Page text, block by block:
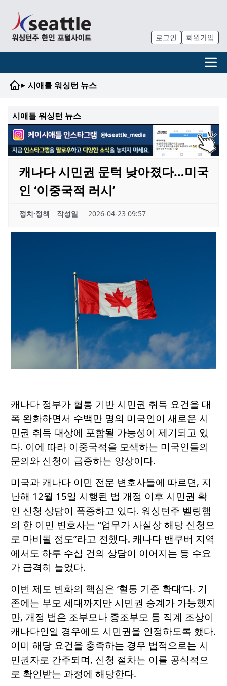
로그인 회원가입
▸ 시애틀 워싱턴 뉴스
시애틀 워싱턴 뉴스
캐나다 시민권 문턱 낮아졌다…미국
인 ‘이중국적 러시’
정치·정책 작성일 2026-04-23 09:57
캐나다 정부가 혈통 기반 시민권 취득 요건을 대
폭 완화하면서 수백만 명의 미국인이 새로운 시
민권 취득 대상에 포함될 가능성이 제기되고 있
다. 이에 따라 이중국적을 모색하는 미국인들의
문의와 신청이 급증하는 양상이다.
미국과 캐나다 이민 전문 변호사들에 따르면, 지
난해 12월 15일 시행된 법 개정 이후 시민권 확
인 신청 상담이 폭증하고 있다. 워싱턴주 벨링햄
의 한 이민 변호사는 “업무가 사실상 해당 신청으
로 마비될 정도”라고 전했다. 캐나다 밴쿠버 지역
에서도 하루 수십 건의 상담이 이어지는 등 수요
가 급격히 늘었다.
이번 제도 변화의 핵심은 ‘혈통 기준 확대’다. 기
존에는 부모 세대까지만 시민권 승계가 가능했지
만, 개정 법은 조부모나 증조부모 등 직계 조상이
캐나다인일 경우에도 시민권을 인정하도록 했다.
이미 해당 요건을 충족하는 경우 법적으로는 시
민권자로 간주되며, 신청 절차는 이를 공식적으
로 확인받는 과정에 해당한다.